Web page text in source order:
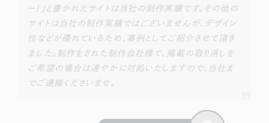
ー）」と書かれたサイトは当社の制作実績です。その他の
サイトは当社の制作実績ではございませんが、デザイン
性などが優れているため、事例としてご紹介させて頂き
ました。制作をされた制作会社様で、掲載の取り消しを
ご希望の場合は速やかに対処いたしますので、当社ま
でご連絡くださいませ。